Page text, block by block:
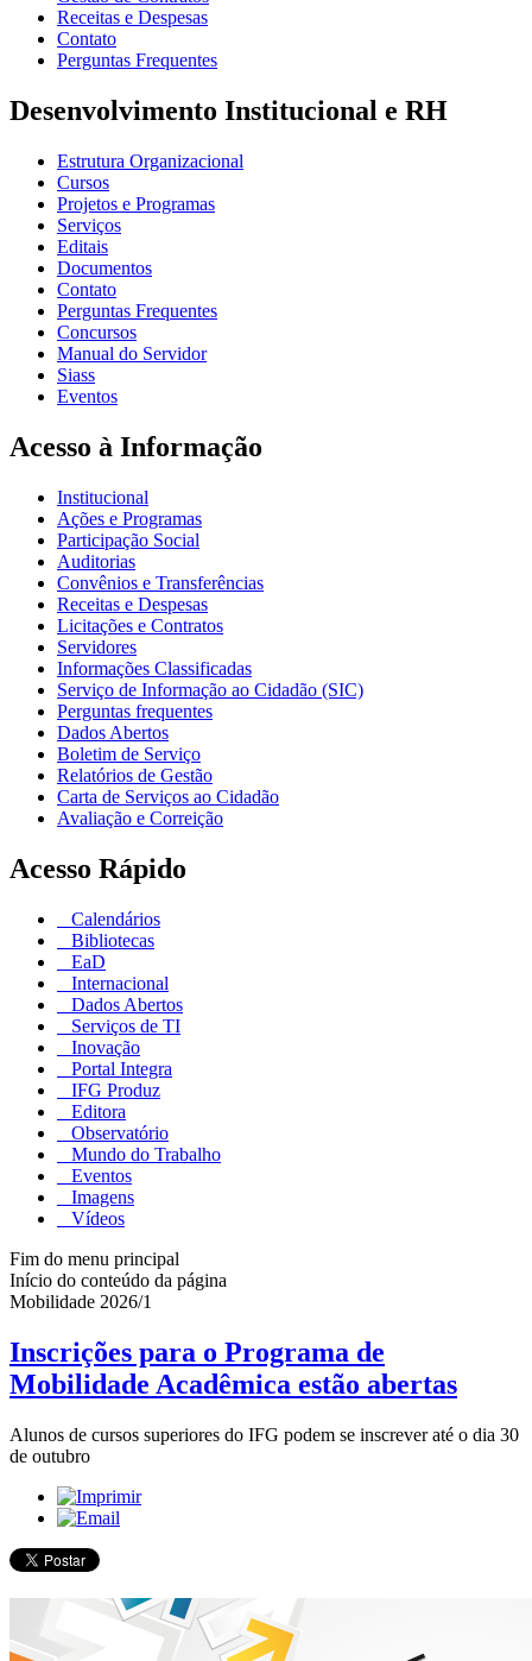
Receitas e Despesas
Contato
Perguntas Frequentes
Desenvolvimento Institucional e RH
Estrutura Organizacional
Cursos
Projetos e Programas
Serviços
Editais
Documentos
Contato
Perguntas Frequentes
Concursos
Manual do Servidor
Siass
Eventos
Acesso à Informação
Institucional
Ações e Programas
Participação Social
Auditorias
Convênios e Transferências
Receitas e Despesas
Licitações e Contratos
Servidores
Informações Classificadas
Serviço de Informação ao Cidadão (SIC)
Perguntas frequentes
Dados Abertos
Boletim de Serviço
Relatórios de Gestão
Carta de Serviços ao Cidadão
Avaliação e Correição
Acesso Rápido
Calendários
Bibliotecas
EaD
Internacional
Dados Abertos
Serviços de TI
Inovação
Portal Integra
IFG Produz
Editora
Observatório
Mundo do Trabalho
Eventos
Imagens
Vídeos
Fim do menu principal
Início do conteúdo da página
Mobilidade 2026/1
Inscrições para o Programa de
Mobilidade Acadêmica estão abertas
Alunos de cursos superiores do IFG podem se inscrever até o dia 30
de outubro